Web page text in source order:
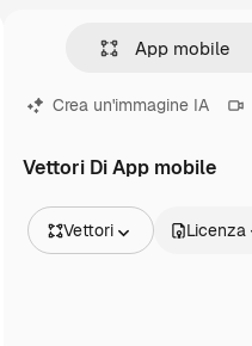
Crea un'immagine IA
Vettori Di App mobile
Vettori Licenza